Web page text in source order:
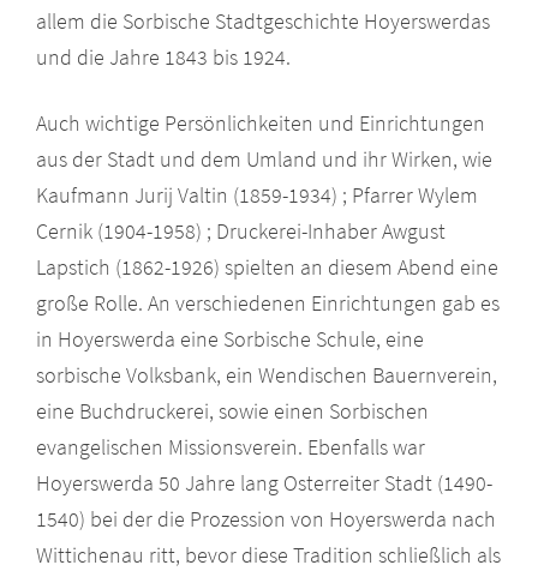
allem die Sorbische Stadtgeschichte Hoyerswerdas
und die Jahre 1843 bis 1924.
Auch wichtige Persönlichkeiten und Einrichtungen
aus der Stadt und dem Umland und ihr Wirken, wie
Kaufmann Jurij Valtin (1859-1934) ; Pfarrer Wylem
Cernik (1904-1958) ; Druckerei-Inhaber Awgust
Lapstich (1862-1926) spielten an diesem Abend eine
große Rolle. An verschiedenen Einrichtungen gab es
in Hoyerswerda eine Sorbische Schule, eine
sorbische Volksbank, ein Wendischen Bauernverein,
eine Buchdruckerei, sowie einen Sorbischen
evangelischen Missionsverein. Ebenfalls war
Hoyerswerda 50 Jahre lang Osterreiter Stadt (1490-
1540) bei der die Prozession von Hoyerswerda nach
Wittichenau ritt, bevor diese Tradition schließlich als